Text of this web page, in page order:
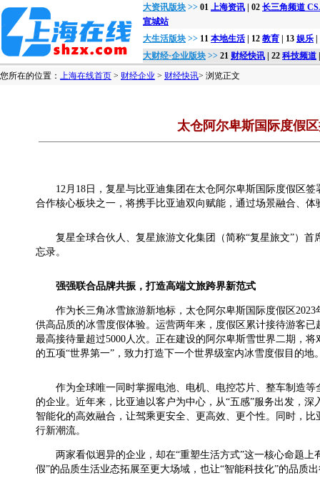
大资讯版块 >> 01 上海资讯 | 02 长三角频道
宣城站
大生活版块 >> 11 本地生活 | 12 教育 | 13 娱乐
大财经·企业版块 >> 21 财经快讯 | 22 科技频道
您所在的位置： 上海在线首页 > 财经企业 > 财经快讯> 浏览正文
太仓阿尔卑斯国际度假
12月18日，复星与比亚迪集团在太仓阿尔卑斯国际度假区
合作核心板块之一，将携手比亚迪双向赋能，通过场景融合、
复星全球合伙人、复星旅游文化集团（简称“复星旅文”）
忘录。
强强联合品牌共振，打造高端文旅跨界新范式
作为长三角冰雪旅游新地标，太仓阿尔卑斯国际度假区
供高品质的冰雪度假体验。运营两年来，度假区累计接待游客
最高接待量超过5000人次。正在建设的阿尔卑斯雪世界二期，
的五项“世界第一”，致力打造下一个世界级室内冰雪度假目的地
作为全球唯一同时掌握电池、电机、电控芯片、整车制造
的企业。近年来，比亚迪以客户为中心，从“五感”服务出发，
智能化的高效融合，让驾乘更安全、更高效、更个性。同时，
行新潮流。
两家看似迥异的企业，却在“重塑生活方式”这一核心命题
假”的品质生活业态拓展至更大场域，也让“智能科技化”的品质